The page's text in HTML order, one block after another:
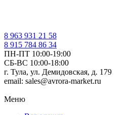
8 963 931 21 58
8 915 784 86 34
ПН-ПТ 10:00-19:00
СБ-ВС 10:00-18:00
г. Тула, ул. Демидовская, д. 179
email: sales@avrora-market.ru
Меню